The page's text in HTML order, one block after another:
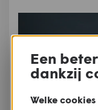
Een
dankzij
Welke